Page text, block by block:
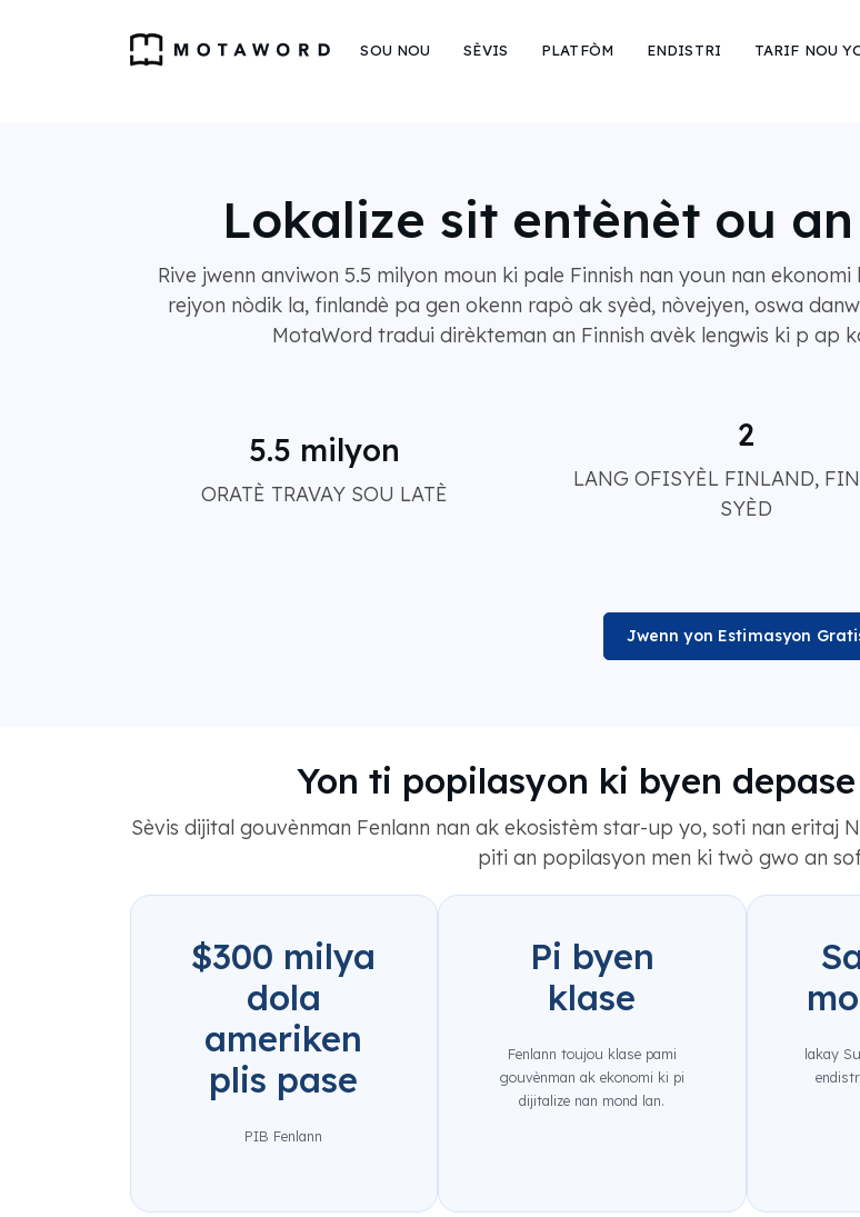
SOU NOU SÈVIS PLATFÒM ENDISTRI TARIF NOU
Lokalize sit entènèt ou
Rive jwenn anviwon 5.5 milyon moun ki pale Finnish nan youn nan
rejyon nòdik la, finlandè pa gen okenn rapò ak syèd, nòvejyen, oswa
MotaWord tradui dirèkteman an Finnish avèk lengwis ki p ap
5.5 milyon
ORATÈ TRAVAY SOU LATÈ
2
LANG OFISYÈL FINLAND,
SYÈD
Jwenn yon Estimasyon
Yon ti popilasyon ki byen
Sèvis dijital gouvènman Fenlann nan ak ekosistèm star-up yo, soti nan eritaj
piti an popilasyon men ki twò gwo an
$300 milya
dola
ameriken
plis pase
PIB Fenlann
Pi byen
klase
Fenlann toujou klase pami
gouvènman ak ekonomi ki pi
dijitalize nan mond lan.
lakay